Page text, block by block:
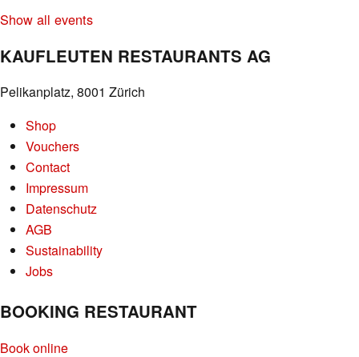
Show all events
KAUFLEUTEN RESTAURANTS AG
Pelikanplatz, 8001 Zürich
Shop
Vouchers
Contact
Impressum
Datenschutz
AGB
Sustainability
Jobs
BOOKING RESTAURANT
Book online